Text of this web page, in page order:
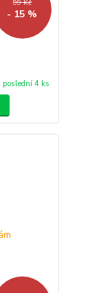
99 Kč
- 15 %
poslední 4 ks